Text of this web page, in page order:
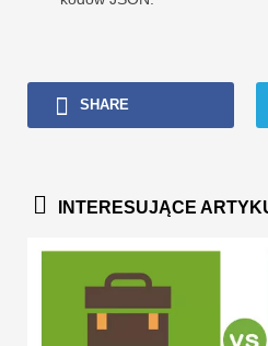
SHARE
INTERESUJĄCE